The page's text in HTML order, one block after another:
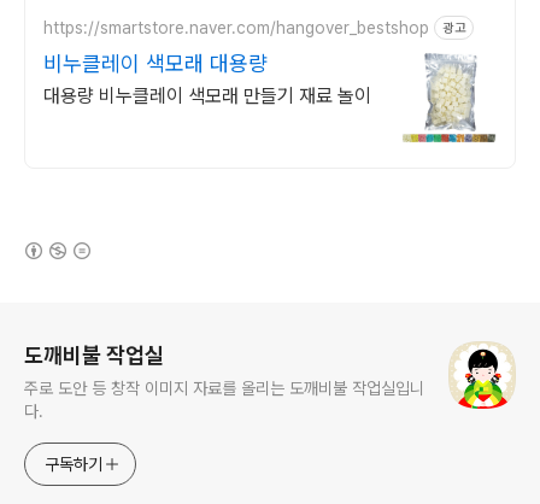
https://smartstore.naver.com/hangover_bestshop 광고
비누클레이 색모래 대용량
대용량 비누클레이 색모래 만들기 재료 놀이
도깨비불 작업실
주로 도안 등 창작 이미지 자료를 올리는 도깨비불 작업실입니
다.
구독하기